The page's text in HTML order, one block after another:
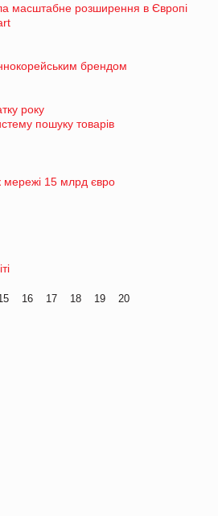
масштабне розширення в Європі
брендом
року
пошуку товарів
мережі 15 млрд євро
16 17 18 19 20